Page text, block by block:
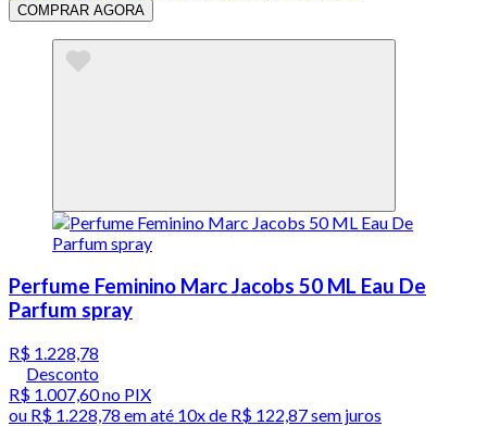
COMPRAR AGORA
Perfume Feminino Marc Jacobs 50 ML Eau De
Parfum spray
R$ 1.228,78
Desconto
R$ 1.007,60no PIX
ou R$ 1.228,78 em até 10x de R$ 122,87 sem juros